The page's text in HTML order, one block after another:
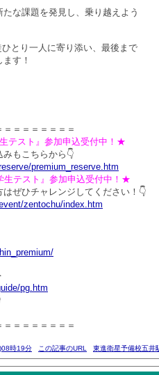
な課題を発見し、乗り越えよう
とり一人に寄り添い、最後まで
す！
＝＝＝＝＝＝＝
テスト』参加申込受付中！★
もこちらから👇
premium_reserve.htm
生テスト』参加申込受付中！★
ぜひチャレンジしてください！👇
zentochu/index.htm
pg.htm
＝＝＝＝＝＝＝
時19分 この記事のURL 東進衛星予備校五井